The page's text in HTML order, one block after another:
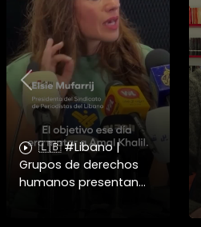
🇱🇧 #Libano |
Grupos de derechos
humanos presentan
Previous